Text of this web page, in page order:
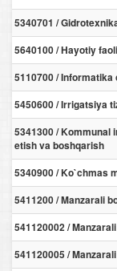
5340701 /
5640100 / Hayotiy
5110700 /
5450600 / Irrigatsiya
5341300 / Kommunal
etish va boshqarish
5340900 / Ko`chmas
5411200 / Manzarali
541120002 /
541120005 /